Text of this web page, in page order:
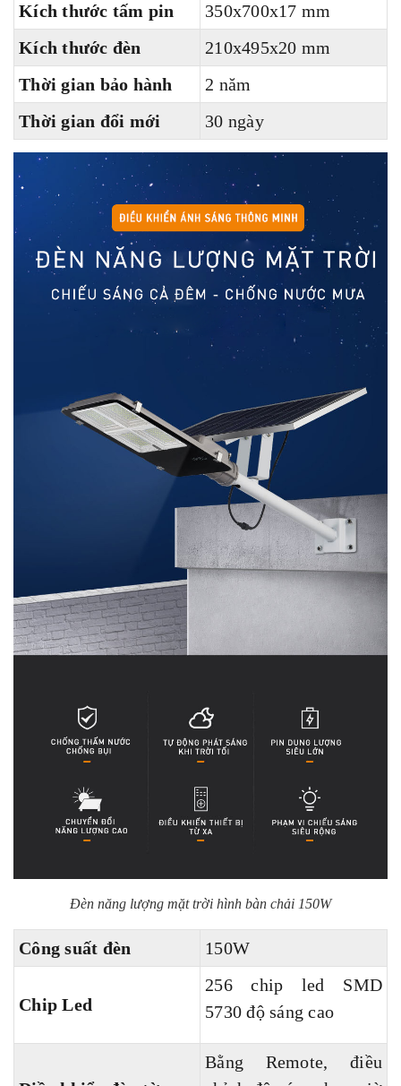
Kích thước tấm pin
350x700x17 mm
Kích thước đèn
210x495x20 mm
Thời gian bảo hành
2 năm
Thời gian đổi mới
30 ngày
Đèn năng lượng mặt trời hình bàn chải 150W
Công suất đèn 150W
Chip Led
256 chip led SMD
5730 độ sáng cao
Bằng Remote, điều